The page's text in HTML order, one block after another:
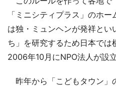
「ミニシティプラス」のホ
は独・ミュンヘンが発祥とい
ち」を研究するため日本では
2006年10月にNPO法人が設立
昨年から「こどもタウン」